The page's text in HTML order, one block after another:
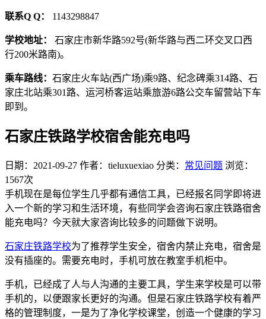
联系Q Q： 1143298847
学校地址： 石家庄市新华路592号(新华路与西二环交叉口西
行200米路南)。
乘车路线： 石家庄火车站(西广场)乘9路、纪念碑乘314路、石
家庄北站乘301路、运河桥客运站乘旅游6路公交车留营站下车
即到。
石家庄铁路学校宿舍能充电吗
日期：2021-09-27 作者：tieluxuexiao 分类： 常见问题 浏览：
1567次
手机现在是每位学生几乎都有通信工具，已经报名同学即将进
入一个新的学习和生活环境，有些同学会咨询石家庄铁路宿舍
能充电吗？今天就大家咨询比较多的问题做下说明。
石家庄铁路学校为了推荐学生安全，宿舍内禁止充电，宿舍是
没有插座的。需要充电时，手机可放在教室手机柜中。
手机，已经成了人与人沟通的主要工具，学生来学校是可以带
手机的，以便跟家长更好的沟通。但是石家庄铁路学校有着严
格的管理制度，一是为了净化学校课堂，创造一个健康的学习